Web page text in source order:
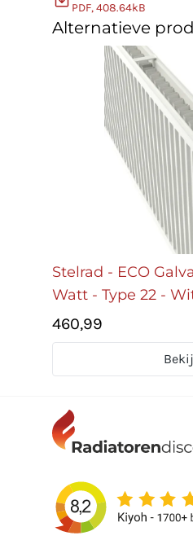
PDF, 408.64kB
Alternatieve
Stelrad - ECO
Watt - Type 22 -
460,99